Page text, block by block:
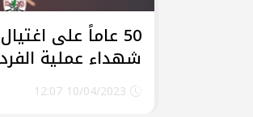
(العهد
تيار
يوم
بالصور:
قانون
50 عاماً على
شهداء عملية